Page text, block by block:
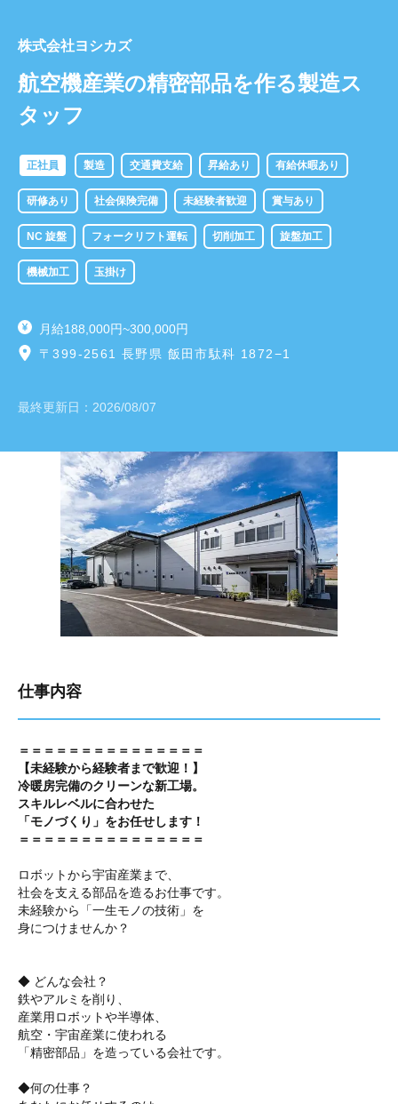
株式会社ヨシカズ
航空機産業の精密部品を作る製造ス
タッフ
正社員 製造 交通費支給 昇給あり 有給休暇あり
研修あり 社会保険完備 未経験者歓迎 賞与あり
NC 旋盤 フォークリフト運転 切削加工 旋盤加工
機械加工 玉掛け
月給188,000円~300,000円
〒399-2561 長野県 飯田市駄科 1872−1
最終更新日： 2026/08/07
仕事内容
＝＝＝＝＝＝＝＝＝＝＝＝＝＝＝
【未経験から経験者まで歓迎！】
冷暖房完備のクリーンな新工場。
スキルレベルに合わせた
「モノづくり」をお任せします！
＝＝＝＝＝＝＝＝＝＝＝＝＝＝＝
ロボットから宇宙産業まで、
社会を支える部品を造るお仕事です。
未経験から「一生モノの技術」を
身につけませんか？
◆ どんな会社？
鉄やアルミを削り、
産業用ロボットや半導体、
航空・宇宙産業に使われる
「精密部品」を造っている会社です。
◆何の仕事？